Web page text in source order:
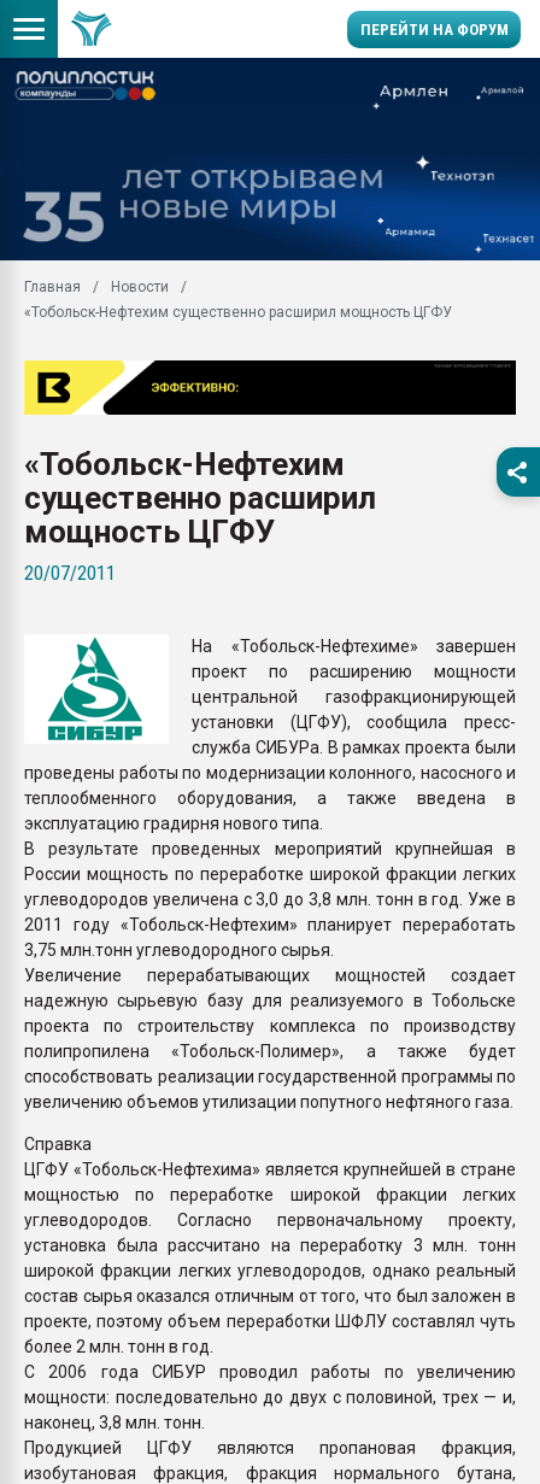
ПЕРЕЙТИ НА ФОРУМ
цикла
заводу пластмасс"
28.07.2026
28.07.2026
ПЕРЕЙТИ НА
Главная
Новости
«Тобольск-Нефтехим существенно расширил мощность ЦГФУ
«Тобольск-Нефтехим
существенно расширил
мощность ЦГФУ
20/07/2011
На «Тобольск-Нефтехиме» завершен
проект по расширению мощности
центральной газофракционирующей
установки (ЦГФУ), сообщила пресс-
служба СИБУРа. В рамках проекта были
проведены работы по модернизации колонного, насосного и
теплообменного оборудования, а также введена в
эксплуатацию градирня нового типа.
В результате проведенных мероприятий крупнейшая в
России мощность по переработке широкой фракции легких
углеводородов увеличена с 3,0 до 3,8 млн. тонн в год. Уже в
2011 году «Тобольск-Нефтехим» планирует переработать
3,75 млн.тонн углеводородного сырья.
Увеличение перерабатывающих мощностей создает
надежную сырьевую базу для реализуемого в Тобольске
проекта по строительству комплекса по производству
полипропилена «Тобольск-Полимер», а также будет
способствовать реализации государственной программы по
увеличению объемов утилизации попутного нефтяного газа.
Справка
ЦГФУ «Тобольск-Нефтехима» является крупнейшей в стране
мощностью по переработке широкой фракции легких
углеводородов. Согласно первоначальному проекту,
установка была рассчитано на переработку 3 млн. тонн
широкой фракции легких углеводородов, однако реальный
состав сырья оказался отличным от того, что был заложен в
проекте, поэтому объем переработки ШФЛУ составлял чуть
более 2 млн. тонн в год.
С 2006 года СИБУР проводил работы по увеличению
мощности: последовательно до двух с половиной, трех — и,
наконец, 3,8 млн. тонн.
Продукцией ЦГФУ являются пропановая фракция,
изобутановая фракция, фракция нормального бутана,